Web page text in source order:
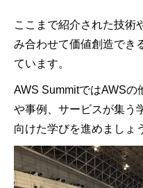
ここまで紹介された技術
み合わせて価値創造でき
ています。
AWS SummitではAWSの
や事例、サービスが集う
向けた学びを進めましょ